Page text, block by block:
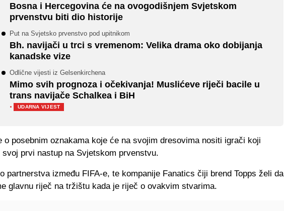
Bosna i Hercegovina će na ovogodišnjem Svjetskom
prvenstvu biti dio historije
Put na Svjetsko prvenstvo pod upitnikom
Bh. navijači u trci s vremenom: Velika drama oko dobijanja
kanadske vize
Odlične vijesti iz Gelsenkirchena
Mimo svih prognoza i očekivanja! Muslićeve riječi bacile u
trans navijače Schalkea i BiH
·
UDARNA VIJEST
o posebnim oznakama koje će na svojim dresovima nositi igrači koji
svoj prvi nastup na Svjetskom prvenstvu.
partnerstva između FIFA-e, te kompanije Fanatics čiji brend Topps želi da
glavnu riječ na tržištu kada je riječ o ovakvim stvarima.